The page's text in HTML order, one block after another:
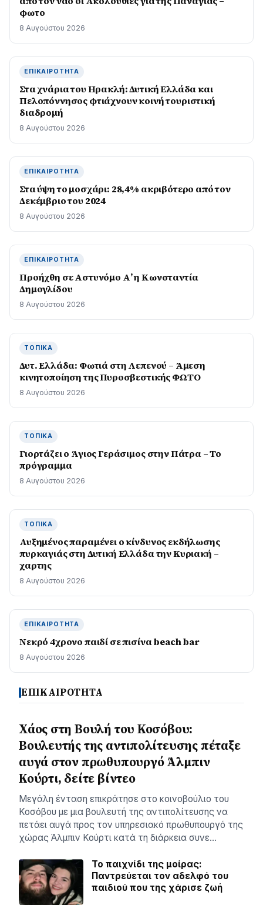
φωτο
8 Αυγούστου 2026
ΕΠΙΚΑΙΡΌΤΗΤΑ
Στα χνάρια του Ηρακλή: Δυτική Ελλάδα και
Πελοπόννησος φτιάχνουν κοινή τουριστική
διαδρομή
8 Αυγούστου 2026
ΕΠΙΚΑΙΡΌΤΗΤΑ
Στα ύψη το μοσχάρι: 28,4% ακριβότερο από τον
Δεκέμβριο του 2024
8 Αυγούστου 2026
ΕΠΙΚΑΙΡΌΤΗΤΑ
Προήχθη σε Αστυνόμο Α’ η Κωνσταντία
Δημογλίδου
8 Αυγούστου 2026
ΤΟΠΙΚΆ
Δυτ. Ελλάδα: Φωτιά στη Λεπενού – Άμεση
κινητοποίηση της Πυροσβεστικής ΦΩΤΟ
8 Αυγούστου 2026
ΤΟΠΙΚΆ
Γιορτάζει ο Άγιος Γεράσιμος στην Πάτρα – Το
πρόγραμμα
8 Αυγούστου 2026
ΤΟΠΙΚΆ
Αυξημένος παραμένει ο κίνδυνος εκδήλωσης
πυρκαγιάς στη Δυτική Ελλάδα την Κυριακή –
χαρτης
8 Αυγούστου 2026
ΕΠΙΚΑΙΡΌΤΗΤΑ
Νεκρό 4χρονο παιδί σε πισίνα beach bar
8 Αυγούστου 2026
ΕΠΙΚΑΙΡΟΤΗΤΑ
Χάος στη Βουλή του Κοσόβου:
Βουλευτής της αντιπολίτευσης πέταξε
αυγά στον πρωθυπουργό Άλμπιν
Κούρτι, δείτε βίντεο
Μεγάλη ένταση επικράτησε στο κοινοβούλιο του
Κοσόβου με μια βουλευτή της αντιπολίτευσης να
πετάει αυγά προς τον υπηρεσιακό πρωθυπουργό της
χώρας Άλμπιν Κούρτι κατά τη διάρκεια συνε…
Το παιχνίδι της μοίρας:
Παντρεύεται τον αδελφό του
παιδιού που της χάρισε ζωή